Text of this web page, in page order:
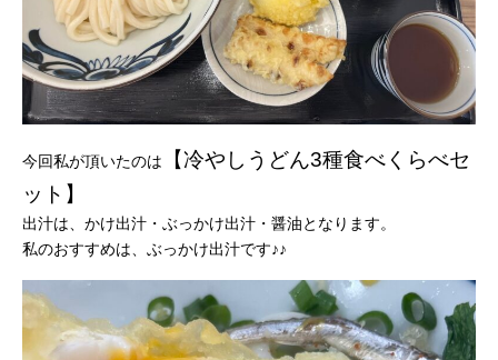
今回私が頂いたのは
【冷やしうどん3種食べくらべセ
ット】
出汁は、かけ出汁・ぶっかけ出汁・醤油となります。
私のおすすめは、ぶっかけ出汁です♪♪